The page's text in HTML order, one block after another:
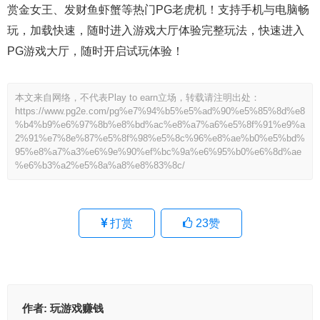
赏金女王、发财鱼虾蟹等热门PG老虎机！支持手机与电脑畅
玩，加载快速，随时进入游戏大厅体验完整玩法，快速进入
PG游戏大厅，随时开启试玩体验！
本文来自网络，不代表Play to earn立场，转载请注明出处：
https://www.pg2e.com/pg%e7%94%b5%e5%ad%90%e5%85%8d%e8
%b4%b9%e6%97%8b%e8%bd%ac%e8%a7%a6%e5%8f%91%e9%a
2%91%e7%8e%87%e5%8f%98%e5%8c%96%e8%ae%b0%e5%bd%
95%e8%a7%a3%e6%9e%90%ef%bc%9a%e6%95%b0%e6%8d%ae
%e6%b3%a2%e5%8a%a8%e8%83%8c/
打赏 23赞
作者: 玩游戏赚钱